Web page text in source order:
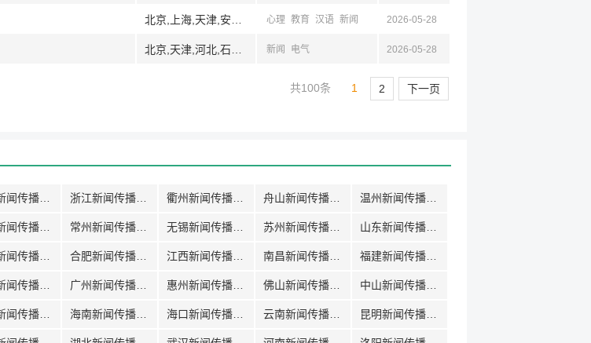
心理 教育 汉语 新闻 2026-05-28
新闻 电气 2026-05-28
共100条 1 2 下一页